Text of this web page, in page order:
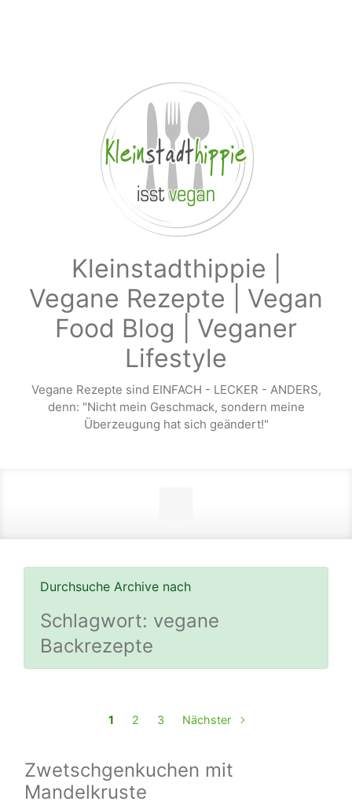
Kleinstadthippie |
Vegane Rezepte | Vegan
Food Blog | Veganer
Lifestyle
Vegane Rezepte sind EINFACH - LECKER - ANDERS,
denn: "Nicht mein Geschmack, sondern meine
Überzeugung hat sich geändert!"
Durchsuche Archive nach
Schlagwort: vegane
Backrezepte
1 2 3 Nächster
Zwetschgenkuchen mit
Mandelkruste